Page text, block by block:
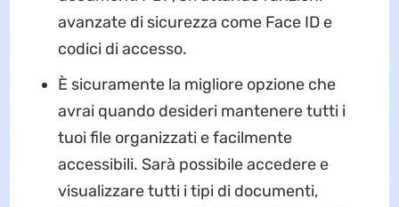
avanzate di sicurezza come Face ID e
codici di accesso.
È sicuramente la migliore opzione che
avrai quando desideri mantenere tutti i
tuoi file organizzati e facilmente
accessibili. Sarà possibile accedere e
visualizzare tutti i tipi di documenti,